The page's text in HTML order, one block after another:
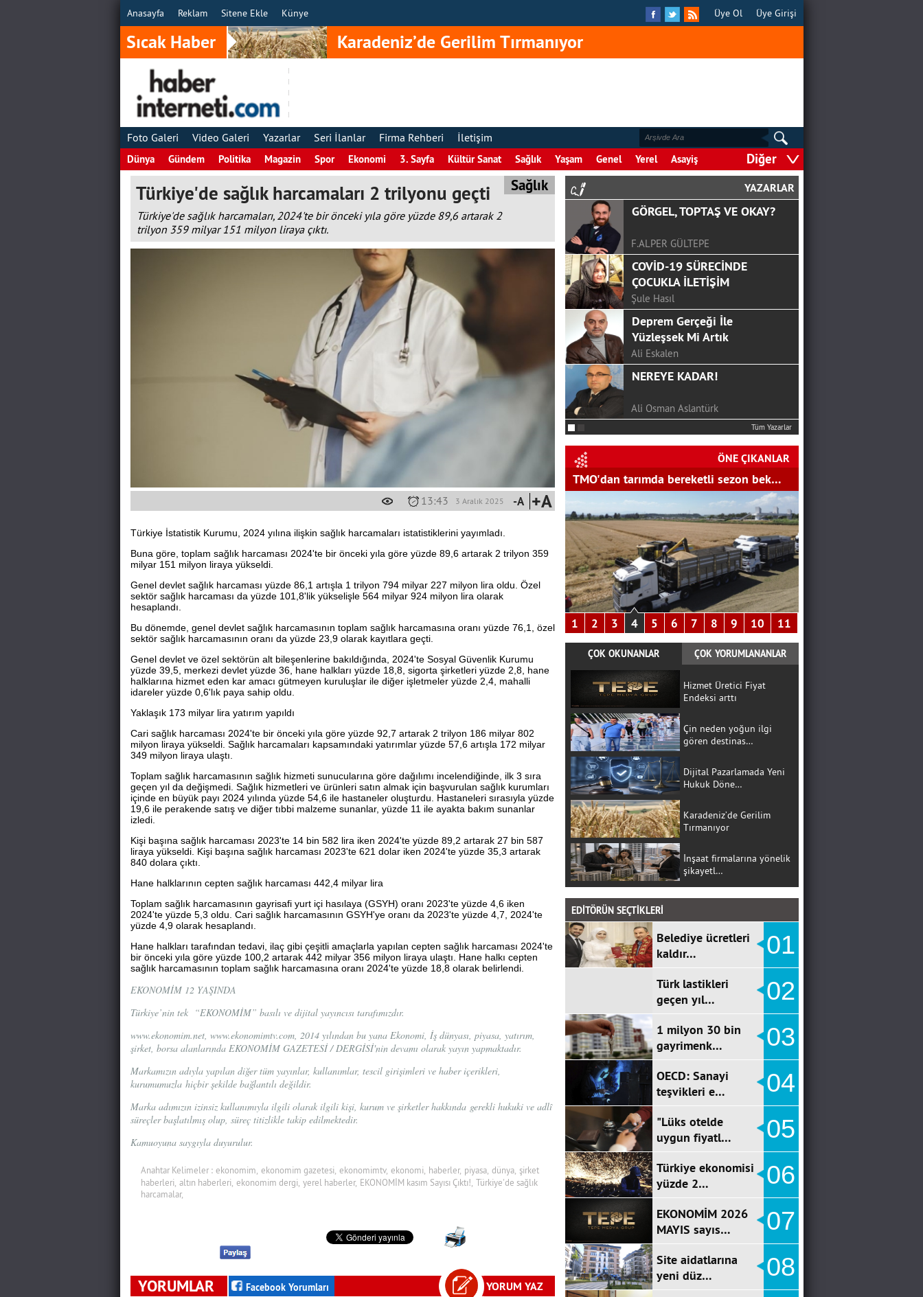
Anasayfa Reklam Sitene Ekle Künye Üye Ol Üye Girişi
Sıcak Haber Karadeniz’de Gerilim Tırmanıyor
Foto Galeri Video Galeri Yazarlar Seri İlanlar Firma Rehberi İletişim
Dünya Gündem Politika Magazin Spor Ekonomi 3. Sayfa Kültür Sanat Sağlık Yaşam Genel Yerel Asayiş Diğer
Sağlık
Türkiye'de sağlık harcamaları 2 trilyonu geçti
Türkiye'de sağlık harcamaları, 2024'te bir önceki yıla göre yüzde 89,6 artarak 2
trilyon 359 milyar 151 milyon liraya çıktı.
3 Aralık 2025
13:43 -A +A
Türkiye İstatistik Kurumu, 2024 yılına ilişkin sağlık harcamaları istatistiklerini yayımladı.
Buna göre, toplam sağlık harcaması 2024'te bir önceki yıla göre yüzde 89,6 artarak 2 trilyon 359
milyar 151 milyon liraya yükseldi.
Genel devlet sağlık harcaması yüzde 86,1 artışla 1 trilyon 794 milyar 227 milyon lira oldu. Özel
sektör sağlık harcaması da yüzde 101,8'lik yükselişle 564 milyar 924 milyon lira olarak
hesaplandı.
Bu dönemde, genel devlet sağlık harcamasının toplam sağlık harcamasına oranı yüzde 76,1, özel
sektör sağlık harcamasının oranı da yüzde 23,9 olarak kayıtlara geçti.
Genel devlet ve özel sektörün alt bileşenlerine bakıldığında, 2024'te Sosyal Güvenlik Kurumu
yüzde 39,5, merkezi devlet yüzde 36, hane halkları yüzde 18,8, sigorta şirketleri yüzde 2,8, hane
halklarına hizmet eden kar amacı gütmeyen kuruluşlar ile diğer işletmeler yüzde 2,4, mahalli
idareler yüzde 0,6'lık paya sahip oldu.
Yaklaşık 173 milyar lira yatırım yapıldı
Cari sağlık harcaması 2024'te bir önceki yıla göre yüzde 92,7 artarak 2 trilyon 186 milyar 802
milyon liraya yükseldi. Sağlık harcamaları kapsamındaki yatırımlar yüzde 57,6 artışla 172 milyar
349 milyon liraya ulaştı.
Toplam sağlık harcamasının sağlık hizmeti sunucularına göre dağılımı incelendiğinde, ilk 3 sıra
geçen yıl da değişmedi. Sağlık hizmetleri ve ürünleri satın almak için başvurulan sağlık kurumları
içinde en büyük payı 2024 yılında yüzde 54,6 ile hastaneler oluşturdu. Hastaneleri sırasıyla yüzde
19,6 ile perakende satış ve diğer tıbbi malzeme sunanlar, yüzde 11 ile ayakta bakım sunanlar
izledi.
Kişi başına sağlık harcaması 2023'te 14 bin 582 lira iken 2024'te yüzde 89,2 artarak 27 bin 587
liraya yükseldi. Kişi başına sağlık harcaması 2023'te 621 dolar iken 2024'te yüzde 35,3 artarak
840 dolara çıktı.
Hane halklarının cepten sağlık harcaması 442,4 milyar lira
Toplam sağlık harcamasının gayrisafi yurt içi hasılaya (GSYH) oranı 2023'te yüzde 4,6 iken
2024'te yüzde 5,3 oldu. Cari sağlık harcamasının GSYH'ye oranı da 2023'te yüzde 4,7, 2024'te
yüzde 4,9 olarak hesaplandı.
Hane halkları tarafından tedavi, ilaç gibi çeşitli amaçlarla yapılan cepten sağlık harcaması 2024'te
bir önceki yıla göre yüzde 100,2 artarak 442 milyar 356 milyon liraya ulaştı. Hane halkı cepten
sağlık harcamasının toplam sağlık harcamasına oranı 2024'te yüzde 18,8 olarak belirlendi.
EKONOMİM 12 YAŞINDA
Türkiye’nin tek “EKONOMİM” basılı ve dijital yayıncısı tarafımızdır.
www.ekonomim.net, www.ekonomimtv.com, 2014 yılından bu yana Ekonomi, İş dünyası, piyasa, yatırım,
şirket, borsa alanlarında EKONOMİM GAZETESİ / DERGİSİ'nin devamı olarak yayın yapmaktadır.
Markamızın adıyla yapılan diğer tüm yayınlar, kullanımlar, tescil girişimleri ve haber içerikleri,
kurumumuzla hiçbir şekilde bağlantılı değildir.
Marka adımızın izinsiz kullanımıyla ilgili olarak ilgili kişi, kurum ve şirketler hakkında gerekli hukuki ve adlî
süreçler başlatılmış olup, süreç titizlikle takip edilmektedir.
Kamuoyuna saygıyla duyurulur.
Anahtar Kelimeler : ekonomim, ekonomim gazetesi, ekonomimtv, ekonomi, haberler, piyasa, dünya, şirket
haberleri, altın haberleri, ekonomim dergi, yerel haberler, EKONOMİM kasım Sayısı Çıktı!, Türkiye'de sağlık
harcamalar,
YORUMLAR Facebook Yorumları YORUM YAZ
YAZARLAR
GÖRGEL, TOPTAŞ VE OKAY?
F.ALPER GÜLTEPE
COVİD-19 SÜRECİNDE
ÇOCUKLA İLETİŞİM
Şule Hasıl
Deprem Gerçeği İle
Yüzleşsek Mi Artık
Ali Eskalen
NEREYE KADAR!
Ali Osman Aslantürk
24 HAZİRAN’DAN SONRA
CHP…
Mutluluk Sofrası...
Hakan Aydemir
YGS Öncesi Yapmanız
Gerekenler
Bekir Gözalan
Tüm Yazarlar
ÖNE ÇIKANLAR
TMO'dan tarımda bereketli sezon bek…
1 2 3 4 5 6 7 8 9 10 11
ÇOK OKUNANLAR ÇOK YORUMLANANLAR
Hizmet Üretici Fiyat
Endeksi arttı
Çin neden yoğun ilgi
gören destinas…
Dijital Pazarlamada Yeni
Hukuk Döne…
Karadeniz’de Gerilim
Tırmanıyor
İnşaat firmalarına yönelik
şikayetl…
EDİTÖRÜN SEÇTİKLERİ
Belediye ücretleri
kaldır…
01
Türk lastikleri
geçen yıl…
02
1 milyon 30 bin
gayrimenk…
03
OECD: Sanayi
teşvikleri e…
04
"Lüks otelde
uygun fiyatl…
05
Türkiye ekonomisi
yüzde 2…
06
EKONOMİM 2026
MAYIS sayıs…
07
Site aidatlarına
yeni düz…
08